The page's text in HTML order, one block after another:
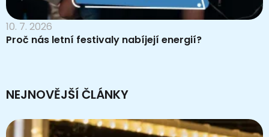
10. 7. 2026
Proč nás letní festivaly nabíjejí energií?
NEJNOVĚJŠÍ ČLÁNKY